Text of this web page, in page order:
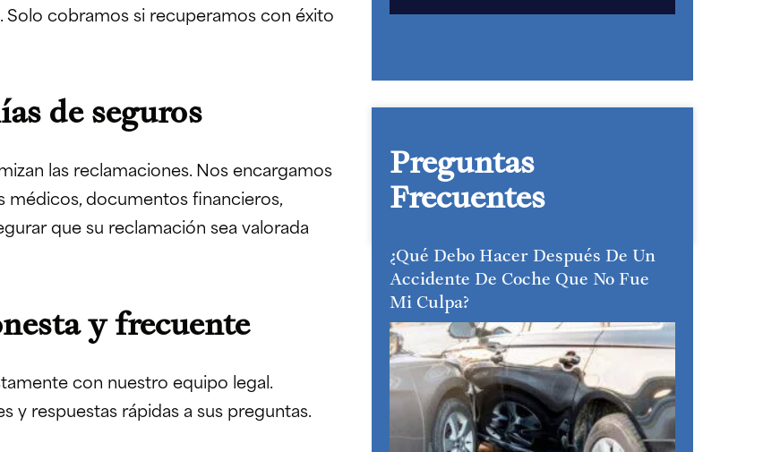
cobramos si recuperamos con éxito
de seguros
las reclamaciones. Nos encargamos
documentos financieros,
que su reclamación sea valorada
y frecuente
con nuestro equipo legal.
y respuestas rápidas a sus preguntas.
Preguntas
Frecuentes
¿Qué Debo Hacer Después De Un
Accidente De Coche Que No Fue
Mi Culpa?